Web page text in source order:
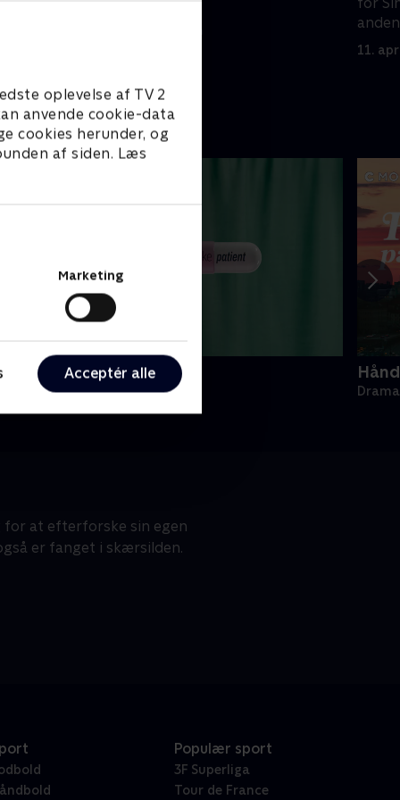
oplevelse af TV 2
anvende cookie-data
cookies herunder, og
af siden. Læs
Marketing
Acceptér alle
efter
11.
Patient
• 1 sæsoner
for at efterforske sin egen
er fanget i skærsilden.
Populær sport
3F Superliga
Tour de France